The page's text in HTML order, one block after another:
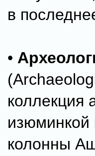
в
•
коллекция
изюминкой
колонны